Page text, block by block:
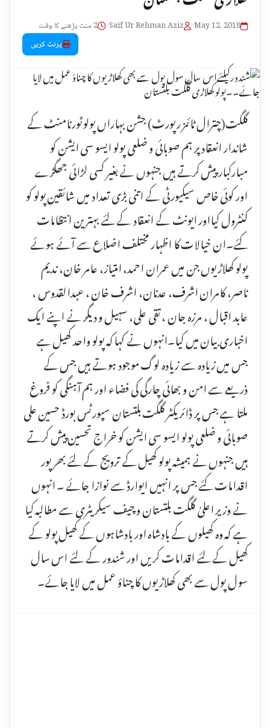
May 12, 2018
•
Saif Ur Rehman Aziz
•
2 منٹ پڑھنے کا وقت
پرنٹ کریں
گلگت(چترال ٹائمز رپورٹ) جشن بہاراں پولو ٹورنامنٹ کے
شاندار انعقاد پر ہم صوبائی و ضلعی پولو ایسو سی ایشن کو
مبارکبار پیش کرتے ہیں جنہوں نے بغیر کسی لڑائی جھگڑے
اور کوئی خاص سیکیورٹی کے اتنی بڑی تعداد میں شائقین پولو کو
کنٹرول کیااور ایونٹ کے انعقاد کے لئے بہترین انتظامات
کئے۔ان خیالات کا اظہار مختلف اضلاع سے آئے ہوئے
پولو کھلاڑیوں جن میں عمران احمد، امتیاز، عامر خان، ندیم
ناصر، کامران اشرف، عدنان، اشرف خان ، عبدالقدوس ،
عابد اقبال ، مرزہ جان ، تقی علی، سہیل و دیگر نے اپنے ایک
اخباری بیان میں کیا۔انہوں نے کہا کہ پولو واحد کھیل ہے
جس میں زیادہ سے زیادہ لوگ موجود ہوتے ہیں جس کے
ذریعے سے امن و بھائی چارگی کی فضاء اور ہم آہنگی کو فروغ
ملتا ہے جس پر ڈائریکٹر گلگت بلتستان سپورٹس بورڈ حسین علی
صوبائی و ضلعی پولو ایسو سی ایشن کو خراج تحسین پیش کرتے
ہیں جنہوں نے ہمیشہ پولو کھیل کے ترویج کے لئے بھر پور
اقدامات کئے جس پر انہیں ایوارڈ سے نوازا جائے ۔ انہوں
نے وزیر اعلیٰ گلگت بلتستان و چیف سیکریٹری سے مطالبہ کیا
ہے کہ وہ کھیلوں کے بادشاہ اور بادشاہوں کے کھیل پولو کے
کھیل کے لئے اقدامات کریں اور شندور کے لئے اس سال
سول پول سے بھی کھلاڑیوں کا چناؤ عمل میں لایا جائے۔